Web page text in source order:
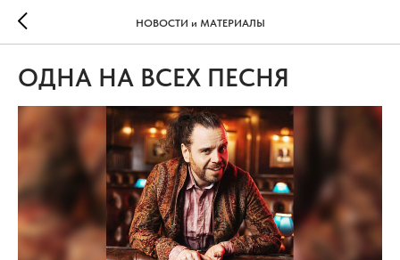
НОВОСТИ и МАТЕРИАЛЫ
ОДНА НА ВСЕХ ПЕСНЯ